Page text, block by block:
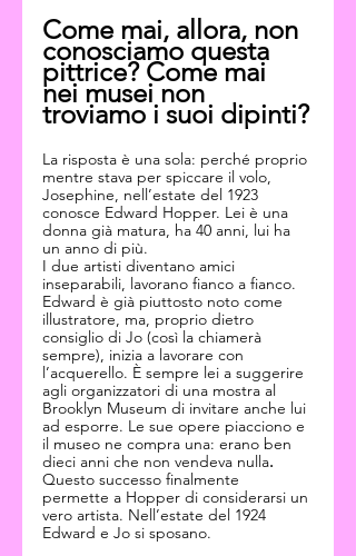
Come mai, allora, non
conosciamo questa
pittrice? Come mai
nei musei non
troviamo i suoi dipinti?
La risposta è una sola: perché proprio
mentre stava per spiccare il volo,
Josephine, nell’estate del 1923
conosce Edward Hopper. Lei è una
donna già matura, ha 40 anni, lui ha
un anno di più.
I due artisti diventano amici
inseparabili, lavorano fianco a fianco.
Edward è già piuttosto noto come
illustratore, ma, proprio dietro
consiglio di Jo (così la chiamerà
sempre), inizia a lavorare con
l’acquerello. È sempre lei a suggerire
agli organizzatori di una mostra al
Brooklyn Museum di invitare anche lui
ad esporre. Le sue opere piacciono e
il museo ne compra una: erano ben
dieci anni che non vendeva nulla.
Questo successo finalmente
permette a Hopper di considerarsi un
vero artista. Nell’estate del 1924
Edward e Jo si sposano.